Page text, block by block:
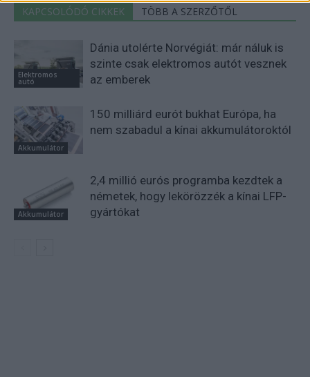
KAPCSOLÓDÓ CIKKEK TÖBB A SZERZŐTŐL
Elektromos
autó
Dánia utolérte Norvégiát: már náluk is
szinte csak elektromos autót vesznek
az emberek
Akkumulátor
150 milliárd eurót bukhat Európa, ha
nem szabadul a kínai akkumulátoroktól
Akkumulátor
2,4 millió eurós programba kezdtek a
németek, hogy lekörözzék a kínai LFP-
gyártókat